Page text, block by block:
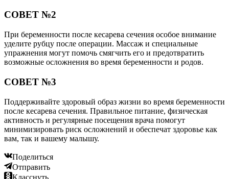
СОВЕТ №2
При беременности после кесарева сечения особое внимание
уделите рубцу после операции. Массаж и специальные
упражнения могут помочь смягчить его и предотвратить
возможные осложнения во время беременности и родов.
СОВЕТ №3
Поддерживайте здоровый образ жизни во время беременности
после кесарева сечения. Правильное питание, физическая
активность и регулярные посещения врача помогут
минимизировать риск осложнений и обеспечат здоровье как
вам, так и вашему малышу.
Поделиться
Отправить
Класснуть